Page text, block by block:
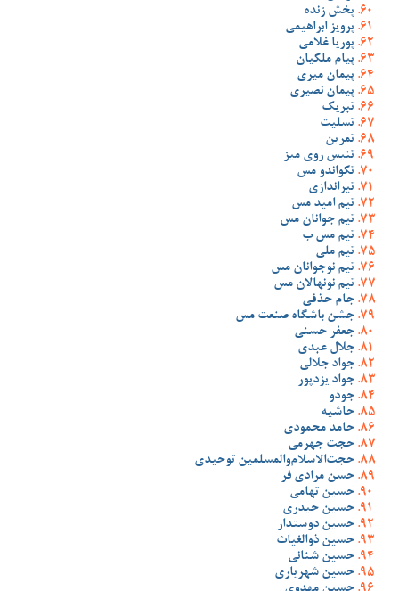
پخش زنده
پرویز ابراهیمی
پوریا غلامی
پیام ملکیان
پیمان میری
پیمان نصیری
تبریک
تسلیت
تمرین
تنیس روی میز
تکواندو مس
تیراندازی
تیم امید مس
تیم جوانان مس
تیم مس ب
تیم ملی
تیم نوجوانان مس
تیم نونهالان مس
جام حذفی
جشن باشگاه صنعت مس
جعفر حسنی
جلال عبدی
جواد جلالی
جواد یزدپور
جودو
حاشیه
حامد محمودی
حجت جهرمی
حجت‌الاسلام‌والمسلمین توحیدی
حسن مرادی فر
حسین تهامی
حسین حیدری
حسین دوستدار
حسین ذوالغیاث
حسین شنانی
حسین شهریاری